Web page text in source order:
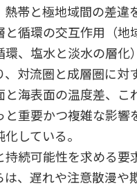
熱帯と極地域間の差違
と循環の交互作用（地
環、塩水と淡水の層化
、対流圏と成層圏に対
海表面の温度差、こ
と重要かつ複雑な影響
している。
続可能性を求める要
は、遅れや注意散漫や